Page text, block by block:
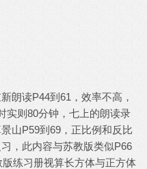
朗读P44到61，效率不高，
实则80分钟，七上的朗读录
山P59到69，正比例和反比
，此内容与苏教版类似P66
练习册视算长方体与正方体